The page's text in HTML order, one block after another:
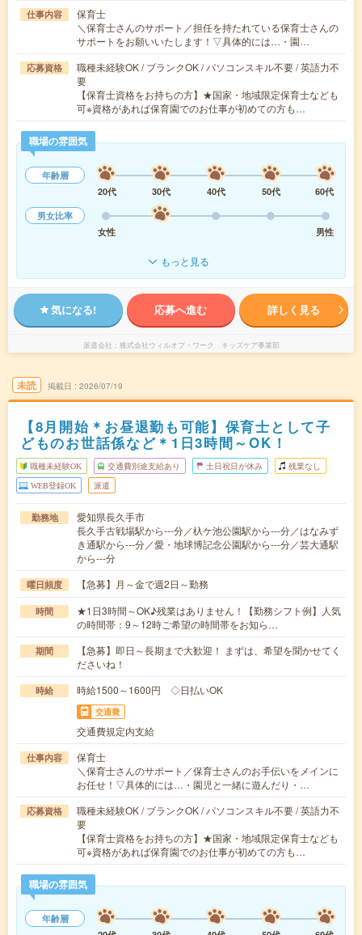
仕事内容
保育士
＼保育士さんのサポート／担任を持たれている保育士さんの
サポートをお願いいたします！▽具体的には…・園…
応募資格
職種未経験OK / ブランクOK / パソコンスキル不要 / 英語力不
要
【保育士資格をお持ちの方】★国家・地域限定保育士なども
可※資格があれば保育園でのお仕事が初めての方も…
職場の雰囲気
年齢層
20代
30代 40代 50代
60代
男女比率
女性
男性
もっと見る
気になる! 応募へ進む 詳しく見る
派遣会社 株式会社ウィルオブ・ワーク キッズケア事業部
未読 掲載日 2026/07/19
【8月開始＊お昼退勤も可能】保育士として子
どものお世話係など＊1日3時間～OK！
職種未経験OK 交通費別途支給あり 土日祝日が休み 残業なし
WEB登録OK 派遣
勤務地
愛知県長久手市
長久手古戦場駅から---分／杁ケ池公園駅から---分／はなみず
き通駅から---分／愛・地球博記念公園駅から---分／芸大通駅
から---分
曜日頻度 【急募】月～金で週2日～勤務
時間
★1日3時間～OK♪残業はありません！【勤務シフト例】人気
の時間帯：9～12時ご希望の時間帯をお知ら…
期間
【急募】即日～長期まで大歓迎！ まずは、希望を聞かせてく
ださいね！
時給 時給1500～1600円 ◇日払いOK
交通費
交通費規定内支給
仕事内容
保育士
＼保育士さんのサポート／保育士さんのお手伝いをメインに
お任せ！▽具体的には…・園児と一緒に遊んだり・…
応募資格
職種未経験OK / ブランクOK / パソコンスキル不要 / 英語力不
要
【保育士資格をお持ちの方】★国家・地域限定保育士なども
可※資格があれば保育園でのお仕事が初めての方も…
職場の雰囲気
年齢層